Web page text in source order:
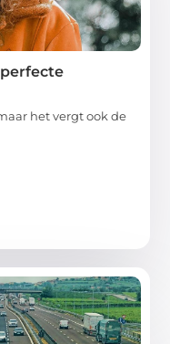
het vergt ook de